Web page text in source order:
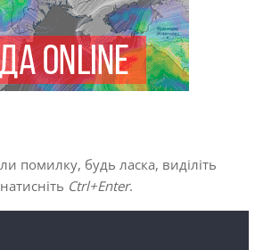
помилку, будь ласка, виділіть
Ctrl+Enter.